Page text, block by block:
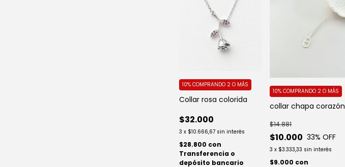
Collar rosa colorida
$32.000
3 x $10.666,67 sin interés
10%COMPRANDO 2 O MÁS
$28.800 con
Transferencia o
depósito bancario
collar chapa corazón
$10.000
$14.881
33% OFF
3 x $3.333,33 sin interés
10%COMPRANDO 2 O MÁS
$9.000 con